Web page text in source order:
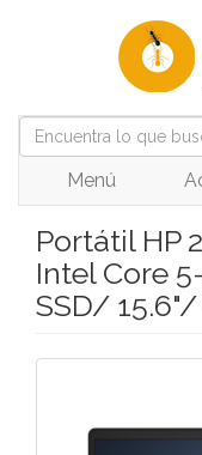
Menú
Portátil HP
Intel Core
SSD/ 15.6"/